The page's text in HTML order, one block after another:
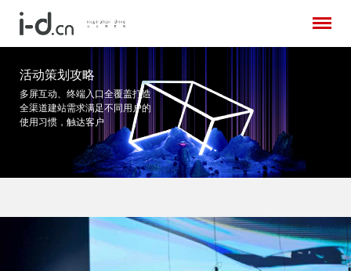
活动策划攻略
多屏互动、终端入口全覆盖打造
全渠道建站需求满足不同用户的
使用习惯，触达客户